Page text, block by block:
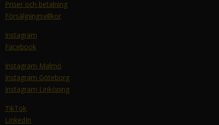
Priser och betalning
Försäljningsvillkor
Instagram
Facebook
Instagram Malmö
Instagram Göteborg
Instagram Linköping
TikTok
LinkedIn